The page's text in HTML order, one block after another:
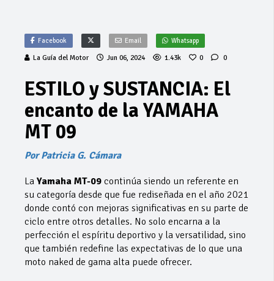
Facebook Email Whatsapp
La Guía del Motor Jun 06, 2024 1.43k 0 0
ESTILO y SUSTANCIA: El
encanto de la YAMAHA
MT 09
Por Patricia G. Cámara
La Yamaha MT-09 continúa siendo un referente en
su categoría desde que fue rediseñada en el año 2021
donde contó con mejoras significativas en su parte de
ciclo entre otros detalles. No solo encarna a la
perfección el espíritu deportivo y la versatilidad, sino
que también redefine las expectativas de lo que una
moto naked de gama alta puede ofrecer.